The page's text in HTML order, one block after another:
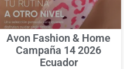
Avon Fashion & Home
Campaña 14 2026
Ecuador